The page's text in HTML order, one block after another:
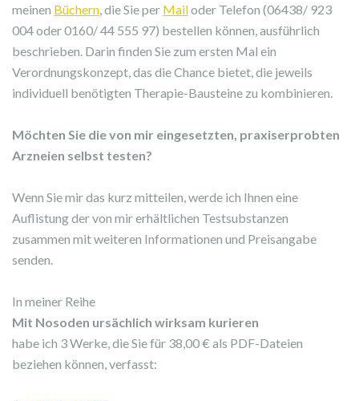
meinen Büchern, die Sie per Mailoder Telefon (06438/ 923
004 oder 0160/ 44 555 97) bestellen können, ausführlich
beschrieben. Darin finden Sie zum ersten Mal ein
Verordnungskonzept, das die Chance bietet, die jeweils
individuell benötigten Therapie-Bausteine zu kombinieren.
Möchten Sie die von mir eingesetzten, praxiserprobten
Arzneien selbst testen?
Wenn Sie mir das kurz mitteilen, werde ich Ihnen eine
Auflistung der von mir erhältlichen Testsubstanzen
zusammen mit weiteren Informationen und Preisangabe
senden.
In meiner Reihe
Mit Nosoden ursächlich wirksam kurieren
habe ich 3 Werke, die Sie für 38,00 € als PDF-Dateien
beziehen können, verfasst: